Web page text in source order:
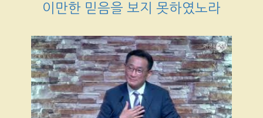
이만한 믿음을 보지 못하였노라